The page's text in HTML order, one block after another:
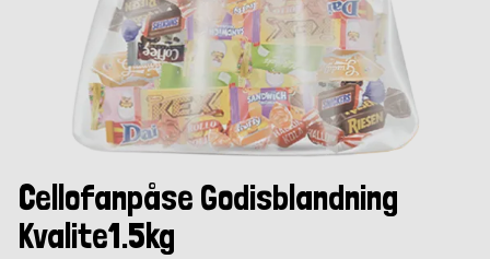
Cellofanpåse Godisblandning
Kvalite1.5kg